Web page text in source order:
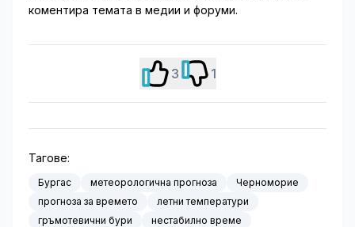
коментира темата в медии и форуми.
3 1
Тагове:
Бургас метеорологична прогноза
Черноморие
прогноза за времето
летни температури
гръмотевични бури
нестабилно време